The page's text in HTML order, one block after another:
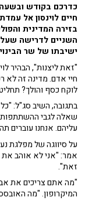
חיים לוינסון אל
בזירה המדינית
השניים לדרישה
ישיבתו של שר
"זאת ליצנות", הבהיר
חיי אדם. מדינה זה לא
לוקח כסף והולך?
בתגובה, השיב סג"ל:
שאלה לגבי ההשתתפות
עליהם. אנחנו עוברים
על סיווגה של מפלגת
אמר: "אני לא אוהב
זאת".
"מה אתם צריכים את
המיקרופון. "מה